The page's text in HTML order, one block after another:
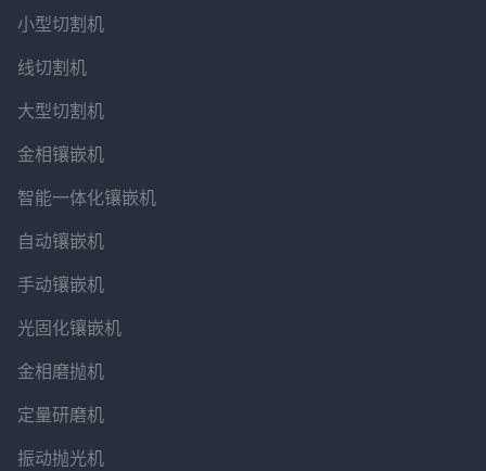
小型切割机
线切割机
大型切割机
金相镶嵌机
智能一体化镶嵌机
自动镶嵌机
手动镶嵌机
光固化镶嵌机
金相磨抛机
定量研磨机
振动抛光机